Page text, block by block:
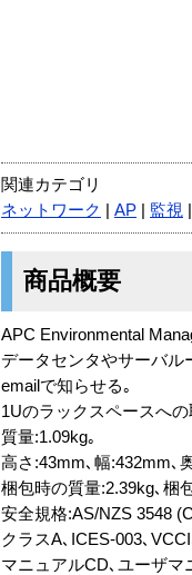
関連カテゴリ
ネットワーク
AP 監視
商品概要
APC Environmental
データセンタやサーバル
emailで知らせる｡
1Uのラックスペースへ
質量:1.09kg｡
高さ:43mm､幅:432mm､
梱包時の質量:2.39kg､梱
安全規格:AS/NZS 3548
クラスA､ICES-003､VCCI
マニュアルCD､ユーザマ